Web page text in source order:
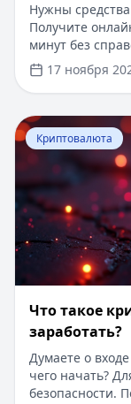
Нужны
Получите
минут без
0% для новых
паспорту. В
криптовалют,
активов,
практическом
2025 году.
криптовалюты,
аспекты.
17 ноября
Перейти к
Криптовалюта
Что такое
заработать?
Думаете о
чего начать?
безопасности.